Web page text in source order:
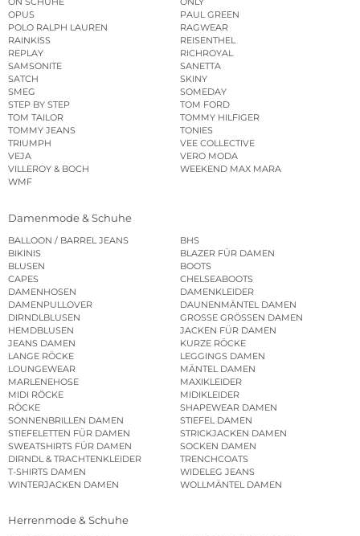
OPUS
PAUL GREEN
POLO RALPH LAUREN
RAGWEAR
RAINKISS
REISENTHEL
REPLAY
RICHROYAL
SAMSONITE
SANETTA
SATCH
SKINY
SMEG
SOMEDAY
STEP BY STEP
TOM FORD
TOM TAILOR
TOMMY HILFIGER
TOMMY JEANS
TONIES
TRIUMPH
VEE COLLECTIVE
VEJA
VERO MODA
VILLEROY & BOCH
WEEKEND MAX MARA
WMF
Damenmode & Schuhe
BALLOON / BARREL JEANS
BHS
BIKINIS
BLAZER FÜR DAMEN
BLUSEN
BOOTS
CAPES
CHELSEABOOTS
DAMENHOSEN
DAMENKLEIDER
DAMENPULLOVER
DAUNENMÄNTEL DAMEN
DIRNDLBLUSEN
GROSSE GRÖSSEN DAMEN
HEMDBLUSEN
JACKEN FÜR DAMEN
JEANS DAMEN
KURZE RÖCKE
LANGE RÖCKE
LEGGINGS DAMEN
LOUNGEWEAR
MÄNTEL DAMEN
MARLENEHOSE
MAXIKLEIDER
MIDI RÖCKE
MIDIKLEIDER
RÖCKE
SHAPEWEAR DAMEN
SONNENBRILLEN DAMEN
STIEFEL DAMEN
STIEFELETTEN FÜR DAMEN
STRICKJACKEN DAMEN
SWEATSHIRTS FÜR DAMEN
SOCKEN DAMEN
DIRNDL & TRACHTENKLEIDER
TRENCHCOATS
T-SHIRTS DAMEN
WIDELEG JEANS
WINTERJACKEN DAMEN
WOLLMÄNTEL DAMEN
Herrenmode & Schuhe